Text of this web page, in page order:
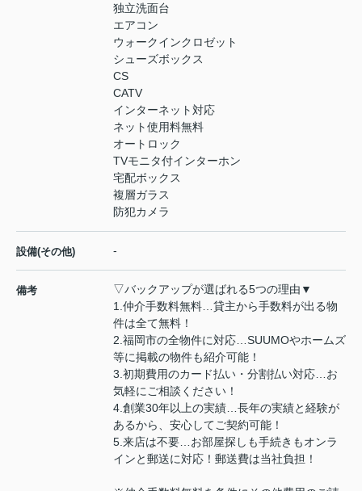
独立洗面台
エアコン
ウォークインクロゼット
シューズボックス
CS
CATV
インターネット対応
ネット使用料無料
オートロック
TVモニタ付インターホン
宅配ボックス
複層ガラス
防犯カメラ
設備(その他) -
備考
▽バックアップが選ばれる5つの理由▼
1.仲介手数料無料…貸主から手数料が出る物
件は全て無料！
2.福岡市の全物件に対応…SUUMOやホームズ
等に掲載の物件も紹介可能！
3.初期費用のカード払い・分割払い対応…お
気軽にご相談ください！
4.創業30年以上の実績…長年の実績と経験が
あるから、安心してご契約可能！
5.来店は不要…お部屋探しも手続きもオンラ
インと郵送に対応！郵送費は当社負担！